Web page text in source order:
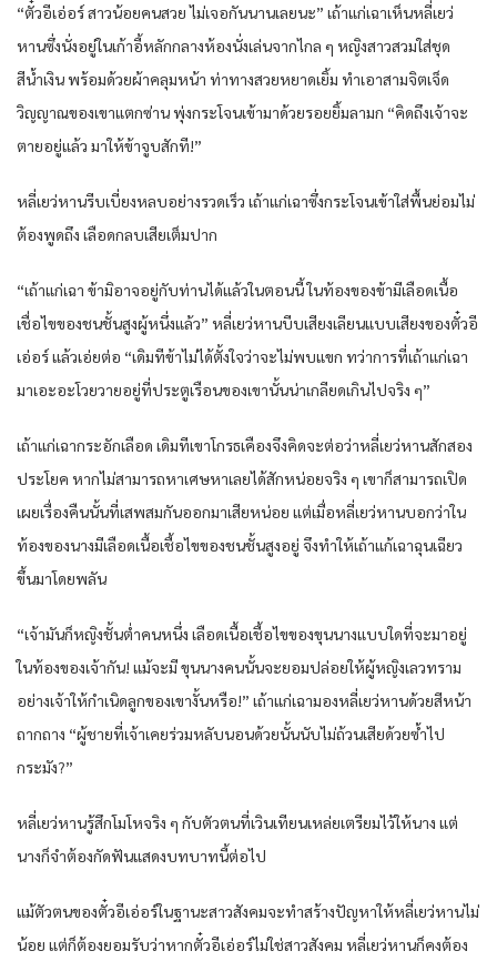
“ตั๋วอีเอ่อร์ สาวน้อยคนสวย ไม่เจอกันนานเลยนะ” เถ้าแก่เฉาเห็นหลี่เยว่
หานซึ่งนั่งอยู่ในเก้าอี้หลักกลางห้องนั่งเล่นจากไกล ๆ หญิงสาวสวมใส่ชุด
สีน้ำเงิน พร้อมด้วยผ้าคลุมหน้า ท่าทางสวยหยาดเยิ้ม ทำเอาสามจิตเจ็ด
วิญญาณของเขาแตกซ่าน พุ่งกระโจนเข้ามาด้วยรอยยิ้มลามก “คิดถึงเจ้าจะ
ตายอยู่แล้ว มาให้ข้าจูบสักที!”
หลี่เยว่หานรีบเบี่ยงหลบอย่างรวดเร็ว เถ้าแก่เฉาซึ่งกระโจนเข้าใส่พื้นย่อมไม่
ต้องพูดถึง เลือดกลบเสียเต็มปาก
“เถ้าแก่เฉา ข้ามิอาจอยู่กับท่านได้แล้วในตอนนี้ ในท้องของข้ามีเลือดเนื้อ
เชื่อไขของชนชั้นสูงผู้หนึ่งแล้ว” หลี่เยว่หานบีบเสียงเลียนแบบเสียงของตั๋วอี
เอ่อร์ แล้วเอ่ยต่อ “เดิมทีข้าไม่ได้ตั้งใจว่าจะไม่พบแขก ทว่าการที่เถ้าแก่เฉา
มาเอะอะโวยวายอยู่ที่ประตูเรือนของเขานั้นน่าเกลียดเกินไปจริง ๆ”
เถ้าแก่เฉากระอักเลือด เดิมทีเขาโกรธเคืองจึงคิดจะต่อว่าหลี่เยว่หานสักสอง
ประโยค หากไม่สามารถหาเศษหาเลยได้สักหน่อยจริง ๆ เขาก็สามารถเปิด
เผยเรื่องคืนนั้นที่เสพสมกันออกมาเสียหน่อย แต่เมื่อหลี่เยว่หานบอกว่าใน
ท้องของนางมีเลือดเนื้อเชื้อไขของชนชั้นสูงอยู่ จึงทำให้เถ้าแก้เฉาฉุนเฉียว
ขึ้นมาโดยพลัน
“เจ้ามันก็หญิงชั้นต่ำคนหนึ่ง เลือดเนื้อเชื้อไขของขุนนางแบบใดที่จะมาอยู่
ในท้องของเจ้ากัน! แม้จะมี ขุนนางคนนั้นจะยอมปล่อยให้ผู้หญิงเลวทราม
อย่างเจ้าให้กำเนิดลูกของเขางั้นหรือ!” เถ้าแก่เฉามองหลี่เยว่หานด้วยสีหน้า
ถากถาง “ผู้ชายที่เจ้าเคยร่วมหลับนอนด้วยนั้นนับไม่ถ้วนเสียด้วยซ้ำไป
กระมัง?”
หลี่เยว่หานรู้สึกโมโหจริง ๆ กับตัวตนที่เวินเทียนเหล่ยเตรียมไว้ให้นาง แต่
นางก็จำต้องกัดฟันแสดงบทบาทนี้ต่อไป
แม้ตัวตนของตั๋วอีเอ่อร์ในฐานะสาวสังคมจะทำสร้างปัญหาให้หลี่เยว่หานไม่
น้อย แต่ก็ต้องยอมรับว่าหากตั๋วอีเอ่อร์ไม่ใช่สาวสังคม หลี่เยว่หานก็คงต้อง